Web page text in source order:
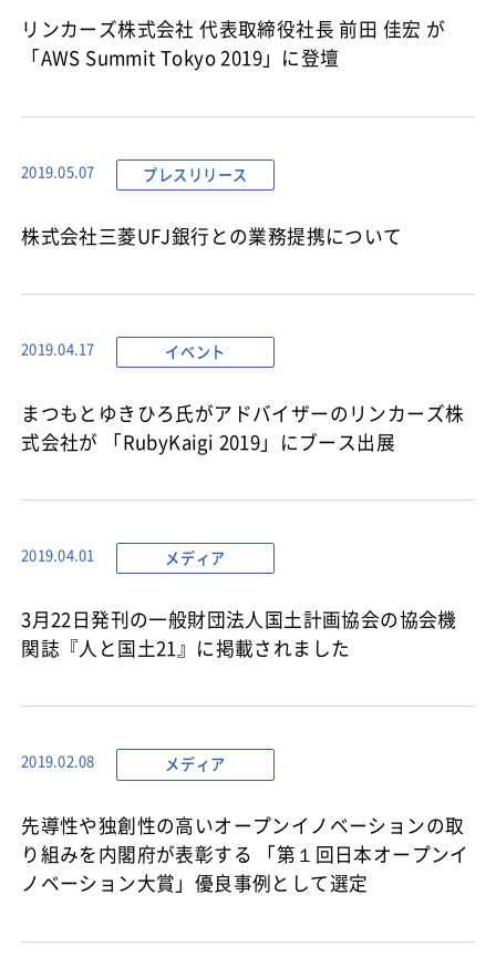
リンカーズ株式会社 代表取締役社長 前田 佳宏 が
「AWS Summit Tokyo 2019」に登壇
2019.05.07 プレスリリース
株式会社三菱UFJ銀行との業務提携について
2019.04.17 イベント
まつもとゆきひろ氏がアドバイザーのリンカーズ株
式会社が 「RubyKaigi 2019」にブース出展
2019.04.01 メディア
3月22日発刊の一般財団法人国土計画協会の協会機
関誌『人と国土21』に掲載されました
2019.02.08 メディア
先導性や独創性の高いオープンイノベーションの取
り組みを内閣府が表彰する 「第１回日本オープンイ
ノベーション大賞」優良事例として選定